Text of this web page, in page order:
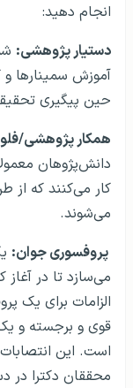
انجام دهید:
دستیار پژوهشی:
آموزش سمینارها
حین پیگیری
همکار پژوهشی/
دانش‌پژوهان
کار می‌کنند که
می‌شوند.
پروفسوری جوان:
می‌سازد تا در
الزامات برای یک
قوی و برجسته و
است. این
محققان دکترا